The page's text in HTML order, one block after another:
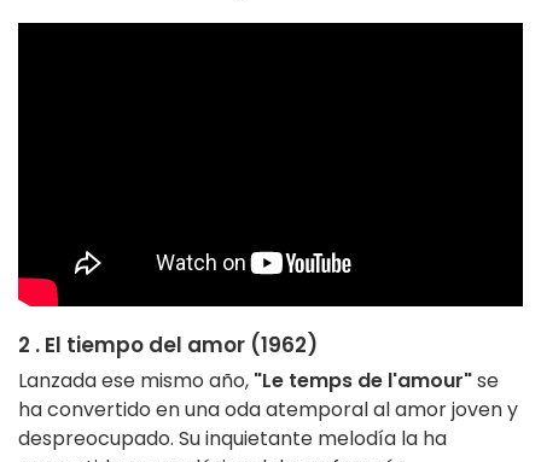
2 . El tiempo del amor (1962)
Lanzada ese mismo año, "Le temps de l'amour"se
ha convertido en una oda atemporal al amor joven y
despreocupado. Su inquietante melodía la ha